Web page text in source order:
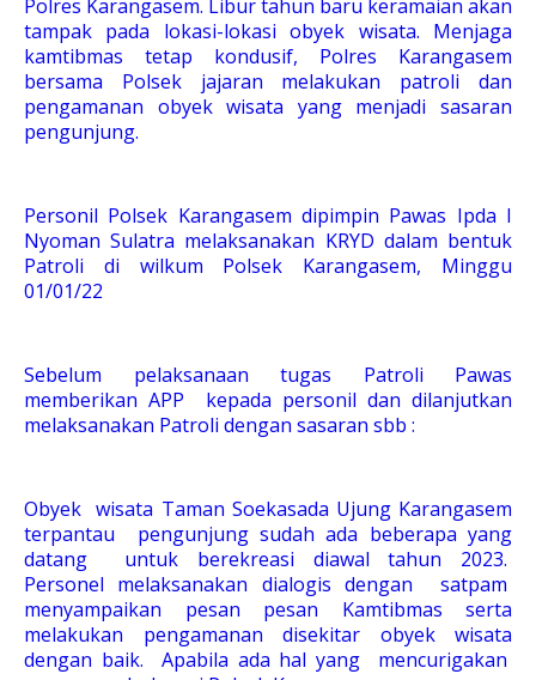
Polres Karangasem. Libur tahun baru keramaian akan
tampak pada lokasi-lokasi obyek wisata. Menjaga
kamtibmas tetap kondusif, Polres Karangasem
bersama Polsek jajaran melakukan patroli dan
pengamanan obyek wisata yang menjadi sasaran
pengunjung.
Personil Polsek Karangasem dipimpin Pawas Ipda I
Nyoman Sulatra melaksanakan KRYD dalam bentuk
Patroli di wilkum Polsek Karangasem, Minggu
01/01/22
Sebelum pelaksanaan tugas Patroli Pawas
memberikan APP kepada personil dan dilanjutkan
melaksanakan Patroli dengan sasaran sbb :
Obyek wisata Taman Soekasada Ujung Karangasem
terpantau pengunjung sudah ada beberapa yang
datang untuk berekreasi diawal tahun 2023.
Personel melaksanakan dialogis dengan satpam
menyampaikan pesan pesan Kamtibmas serta
melakukan pengamanan disekitar obyek wisata
dengan baik. Apabila ada hal yang mencurigakan